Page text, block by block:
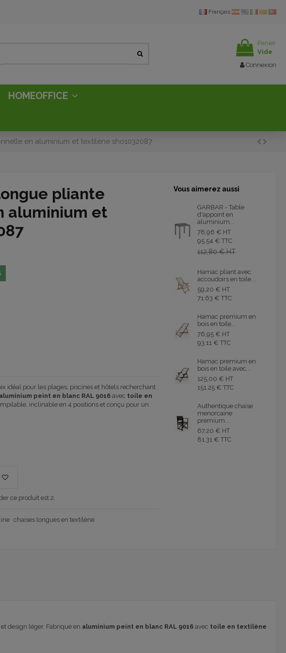
Français
Panier
Vide
Connexion
HOMEOFFICE
en aluminium et textilène sho1032087
pliante
aluminium et
idéal pour les plages, piscines et hôtels recherchant
aluminium peint en blanc RAL 9016 avec toile en
inclinable en 4 positions et conçu pour un
ce produit est 2.
chaises longues en textilène
Vous aimerez aussi
GARBAR - Table
d'appoint en
aluminium...
78,96 € HT
95.54 € TTC
112,80 € HT
Hamac pliant avec
accoudoirs en toile...
59,20 € HT
71.63 € TTC
Hamac premium en
bois en toile...
76,95 € HT
93.11 € TTC
Hamac premium en
bois en toile avec...
125,00 € HT
151.25 € TTC
Authentique chaise
menorcaine
premium...
67,20 € HT
81.31 € TTC
design léger. Fabriqué en aluminium peint en blanc RAL 9016avec toile en textilène